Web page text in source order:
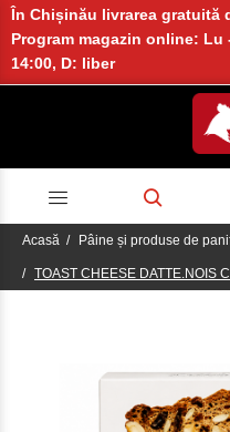
În Chișinău livrarea gratuită
Program magazin online: Lu
14:00, D: liber
Acasă Pâine și produse de
TOAST CHEESE DATTE.NOIS